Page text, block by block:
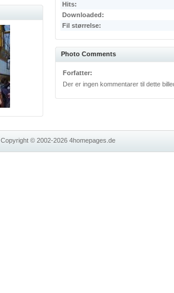
Hits:
Downloaded:
Fil størrelse:
Photo Comments
Forfatter:
Der er ingen kommentarer til dette
Copyright © 2002-2026 4homepages.de